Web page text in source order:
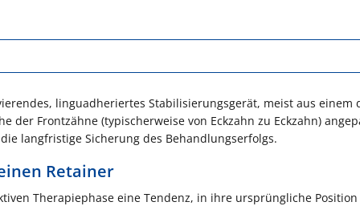
linguadheriertes Stabilisierungsgerät, meist aus einem
Frontzähne (typischerweise von Eckzahn zu Eckzahn)
langfristige Sicherung des Behandlungserfolgs.
Retainer
Therapiephase eine Tendenz, in ihre ursprüngliche Position